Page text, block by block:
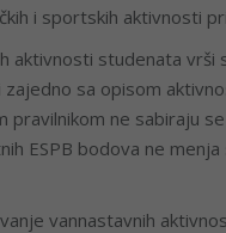
i sportskih aktivnosti
aktivnosti studenata
sa opisom
pravilnikom ne sabiraju
ESPB bodova ne
vannastavnih